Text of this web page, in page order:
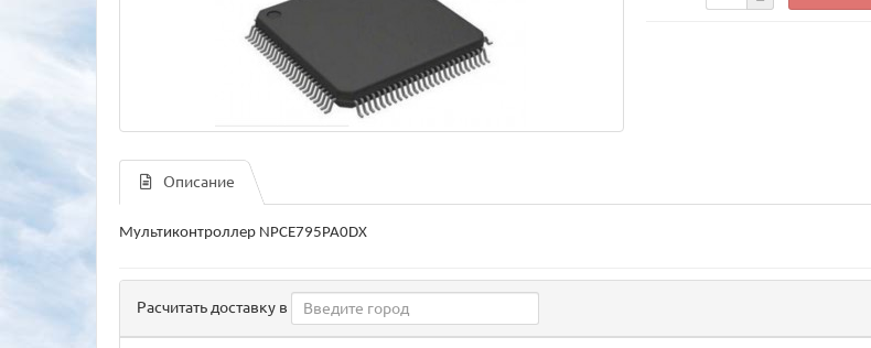
Описание
Мультиконтроллер NPCE795PA0DX
Расчитать доставку в